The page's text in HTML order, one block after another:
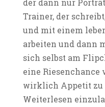
der dann nur
Trainer, der
und mit einem
arbeiten und dann
sich selbst am
eine Riesenchance
wirklich Appetit zu
Weiterlesen